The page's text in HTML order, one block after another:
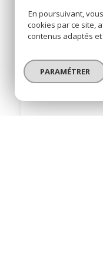
Maison 5
En poursuivant,
cookies par ce site,
contenus adaptés
PARAMÉTRER